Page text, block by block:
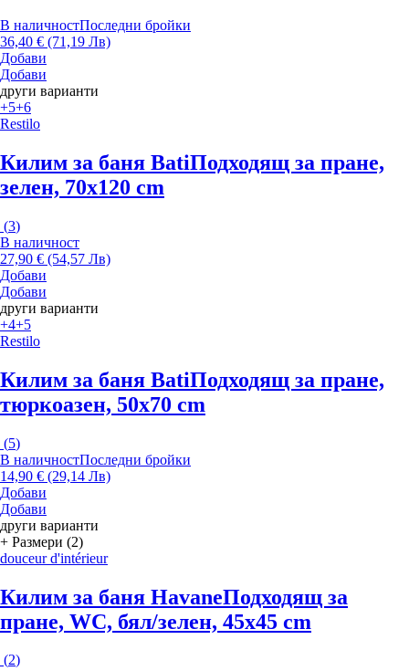
В наличностПоследни бройки
36,40 € (71,19 Лв)
Добави
Добави
други варианти
+5+6
Restilo
Килим за баня BatiПодходящ за пране,
зелен, 70x120 cm
(3)
В наличност
27,90 € (54,57 Лв)
Добави
Добави
други варианти
+4+5
Restilo
Килим за баня BatiПодходящ за пране,
тюркоазен, 50x70 cm
(5)
В наличностПоследни бройки
14,90 € (29,14 Лв)
Добави
Добави
други варианти
+ Размери (2)
douceur d'intérieur
Килим за баня HavaneПодходящ за
пране, WC, бял/зелен, 45x45 cm
(2)